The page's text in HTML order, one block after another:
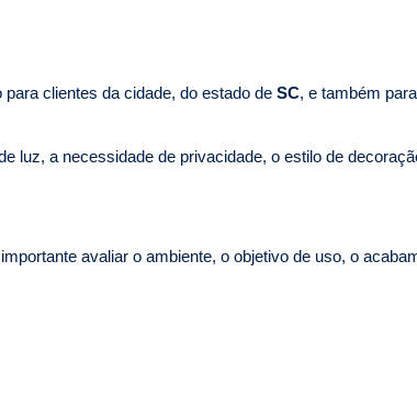
clientes da cidade, do estado de SC, e também
luz, a necessidade de privacidade, o estilo de
avaliar o ambiente, o objetivo de uso, o